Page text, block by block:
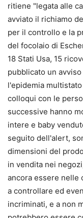
ritiene "legata alle
avviato il richiamo
per il controllo e la
del focolaio di
18 Stati Usa, 15
pubblicato un
l'epidemia
colloqui con le
successive hanno
intere e baby
seguito dell'alert,
dimensioni del
in vendita nei
ancora essere nelle
a controllare ed
incriminati, e a non